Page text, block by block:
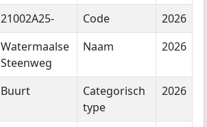
21002A25- Code
2026
Watermaalse
Steenweg
Naam 2026
Buurt
Categorisch
type
2026